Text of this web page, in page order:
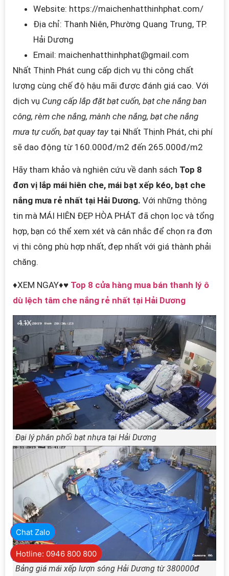
Website: https://maichenhatthinhphat.com/
Địa chỉ: Thanh Niên, Phường Quang Trung, TP.
Hải Dương
Email: maichenhatthinhphat@gmail.com
Nhất Thịnh Phát cung cấp dịch vụ thi công chất
lượng cùng chế độ hậu mãi được đánh giá cao. Với
dịch vụ Cung cấp lắp đặt bạt cuốn, bạt che nắng ban
công, rèm che nắng, mành che nắng, bạt che nắng
mưa tự cuốn, bạt quay tay tại Nhất Thịnh Phát, chi phí
sẽ dao động từ 160.000đ/m2 đến 265.000đ/m2
Hãy tham khảo và nghiên cứu về danh sách Top 8
đơn vị lắp mái hiên che, mái bạt xếp kéo, bạt che
nắng mưa rẻ nhất tại Hải Dương. Với những thông
tin mà MÁI HIÊN ĐẸP HÒA PHÁT đã chọn lọc và tổng
hợp, bạn có thể xem xét và cân nhắc để chọn ra đơn
vị thi công phù hợp nhất, đẹp nhất với giá thành phải
chăng.
♦XEM NGAY♦♥ Top 8 cửa hàng mua bán thanh lý ô
dù lệch tâm che nắng rẻ nhất tại Hải Dương
Đại lý phân phối bạt nhựa tại Hải Dương
Bảng giá mái xếp lượn sóng Hải Dương từ 380000đ
Chat Zalo
Hotline: 0946 800 800